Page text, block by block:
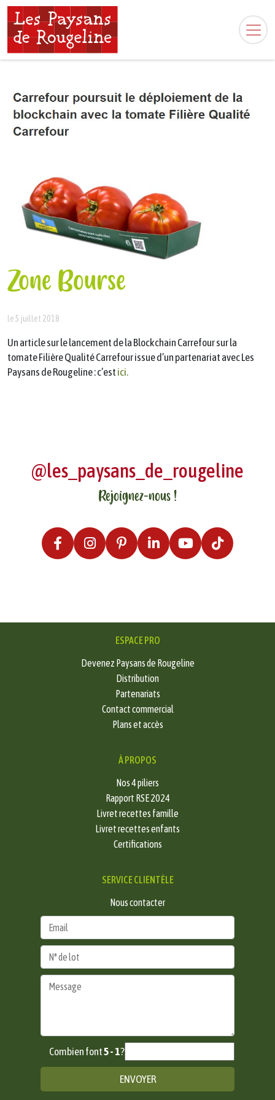
Zone Bourse
le 5 juillet 2018
Un article sur le lancement de la Blockchain Carrefour sur la
tomate Filière Qualité Carrefour issue d’un partenariat avec Les
Paysans de Rougeline : c’est ici.
@les_paysans_de_rougeline
Rejoignez-nous !
ESPACE PRO
Devenez Paysans de Rougeline
Distribution
Partenariats
Contact commercial
Plans et accès
À PROPOS
Nos 4 piliers
Rapport RSE 2024
Livret recettes famille
Livret recettes enfants
Certifications
SERVICE CLIENTÈLE
Nous contacter
Combien font5 - 1?